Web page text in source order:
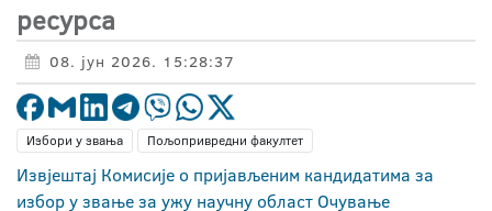
ресурса
08. јун 2026. 15:28:37
Избори у звања Пољопривредни факултет
Извјештај Комисије о пријављеним кандидатима за
избор у звање за ужу научну област Очување